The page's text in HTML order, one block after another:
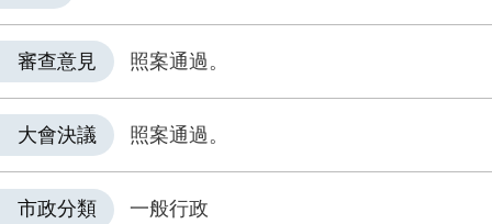
審查意見 照案通過。
大會決議 照案通過。
市政分類 一般行政